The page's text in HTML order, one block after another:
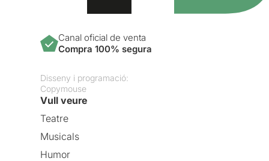
Canal oficial de venta
Compra 100% segura
Disseny i programació:
Copymouse
Vull veure
Teatre
Musicals
Humor